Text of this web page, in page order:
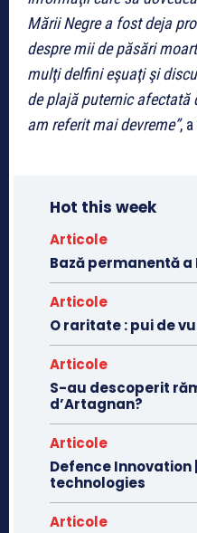
Mării Negre a fost deja
despre mii de păsări
mulţi delfini eşuaţi şi
de plajă puternic afectată
am referit mai devreme”,
Hot this week
Articole
Bază permanentă a
Articole
O raritate : pui de
Articole
S-au descoperit
d’Artagnan?
Articole
Defence Innovation
technologies
Articole